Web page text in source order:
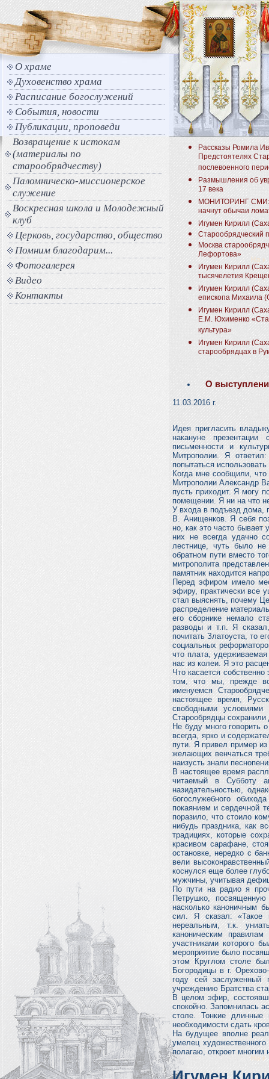
О храме
Духовенство храма
Расписание богослужений
События, новости
Публикации, проповеди
Возвращение к истокам
(материалы по
старообрядчеству)
Паломническо-миссионерское
служение
Воскресная школа и Молодежный
клуб
Церковь, государство, общество
Помним благодарим...
Фотогалерея
Видео
Контакты
Рассказы Ромила
Предстоятелях
послевоенного
Размышления об
17 века
МОНИТОРИНГ СМИ:
начнут обычаи
Игумен Кирилл
Старообрядческий
Москва
Лефортова»
Игумен Кирилл
тысячелетия
Игумен Кирилл
епископа Михаила
Игумен Кирилл
Е.М. Юхименко
культура»
Игумен Кирилл
старообрядцах в
О
11.03.2016 г.
Идея пригласить
накануне
письменности и
Митрополии. Я
попытаться
Когда мне сообщили, что
Митрополии Александр
пусть приходит. Я могу
помещении. Я ни на что
У входа в подъезд дома,
В. Анищенков. Я себя
но, как это часто
них не всегда удачно
лестнице, чуть было
обратном пути вместо
митрополита
памятник находится
Перед эфиром имело
эфиру, практически
стал выяснять, почему
распределение
его сборнике немало
разводы и т.п. Я
почитать Златоуста, то
социальных
что плата,
нас из колеи. Я это
Что касается
том, что мы, прежде
именуемся
настоящее время,
свободными
Старообрядцы
Не буду много говорить
всегда, ярко и
пути. Я привел пример
желающих венчаться
наизусть знали
В настоящее время
читаемый в Субботу
назидательностью,
богослужебного
покаянием и сердечной
поразило, что стоило
нибудь праздника, как
традициях, которые
красивом сарафане,
остановке, нередко с
вели
коснулся еще более
мужчины, учитывая
По пути на радио я
Петрушко,
насколько каноничным
сил. Я сказал: «Такое
нереальным, т.к.
каноническим
участниками которого
мероприятие было
этом Круглом столе
Богородицы в г.
году сей заслуженный
учреждению Братства
В целом эфир,
спокойно. Запомнилась
столе. Тонкие
необходимости сдать
На будущее вполне
умелец
полагаю, откроет многим